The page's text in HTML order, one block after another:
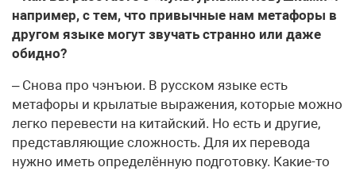
например, с тем, что привычные нам метафоры в
другом языке могут звучать странно или даже
обидно?
– Снова про чэнъюи. В русском языке есть
метафоры и крылатые выражения, которые можно
легко перевести на китайский. Но есть и другие,
представляющие сложность. Для их перевода
нужно иметь определённую подготовку. Какие-то